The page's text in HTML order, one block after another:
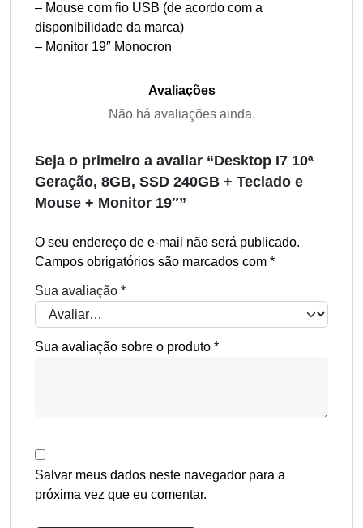
– Mouse com fio USB (de acordo com a
disponibilidade da marca)
– Monitor 19″ Monocron
Avaliações
Não há avaliações ainda.
Seja o primeiro a avaliar “Desktop I7 10ª
Geração, 8GB, SSD 240GB + Teclado e
Mouse + Monitor 19″”
O seu endereço de e-mail não será publicado.
Campos obrigatórios são marcados com *
Sua avaliação *
Sua avaliação sobre o produto *
Salvar meus dados neste navegador para a
próxima vez que eu comentar.